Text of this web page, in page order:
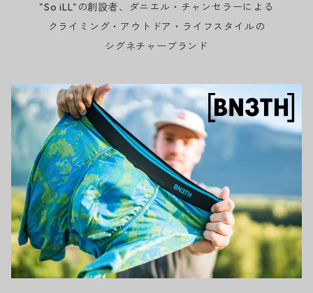
"So iLL"の創設者、ダニエル・チャンセラーによる
クライミング・アウトドア・ライフスタイルの
シグネチャーブランド